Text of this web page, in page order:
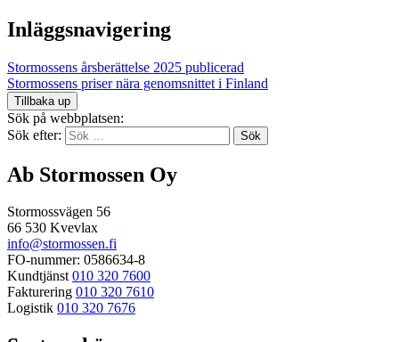
Inläggsnavigering
Stormossens årsberättelse 2025 publicerad
Stormossens priser nära genomsnittet i Finland
Tillbaka up
Sök på webbplatsen:
Sök efter:
Ab Stormossen Oy
Stormossvägen 56
66 530 Kvevlax
info@stormossen.fi
FO-nummer: 0586634-8
Kundtjänst010 320 7600
Fakturering 010 320 7610
Logistik 010 320 7676